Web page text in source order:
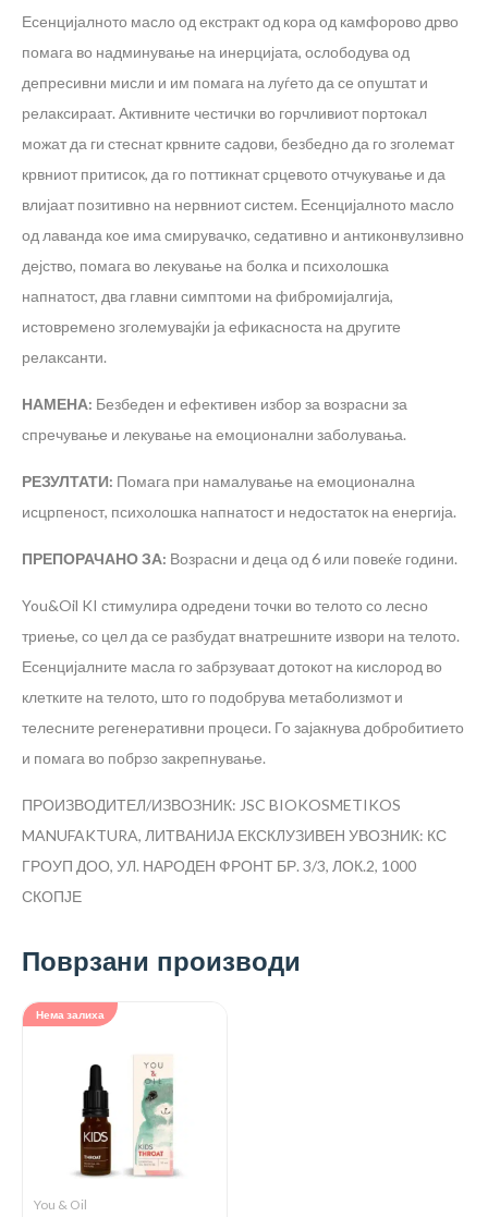
Есенцијалното масло од екстракт од кора од камфорово дрво
помага во надминување на инерцијата, ослободува од
депресивни мисли и им помага на луѓето да се опуштат и
релаксираат. Активните честички во горчливиот портокал
можат да ги стеснат крвните садови, безбедно да го зголемат
крвниот притисок, да го поттикнат срцевото отчукување и да
влијаат позитивно на нервниот систем. Есенцијалното масло
од лаванда кое има смирувачко, седативно и антиконвулзивно
дејство, помага во лекување на болка и психолошка
напнатост, два главни симптоми на фибромијалгија,
истовремено зголемувајќи ја ефикасноста на другите
релаксанти.
НАМЕНА: Безбеден и ефективен избор за возрасни за
спречување и лекување на емоционални заболувања.
РЕЗУЛТАТИ: Помага при намалување на емоционална
исцрпеност, психолошка напнатост и недостаток на енергија.
ПРЕПОРАЧАНО ЗА: Возрасни и деца од 6 или повеќе години.
You&Oil KI стимулира одредени точки во телото со лесно
триење, со цел да се разбудат внатрешните извори на телото.
Есенцијалните масла го забрзуваат дотокот на кислород во
клетките на телото, што го подобрува метаболизмот и
телесните регенеративни процеси. Го зајакнува добробитието
и помага во побрзо закрепнување.
ПРОИЗВОДИТЕЛ/ИЗВОЗНИК: JSC BIOKOSMETIKOS
MANUFAKTURA, ЛИТВАНИЈА ЕКСКЛУЗИВЕН УВОЗНИК: КС
ГРОУП ДОО, УЛ. НАРОДЕН ФРОНТ БР. 3/3, ЛОК.2, 1000
СКОПЈЕ
Поврзани производи
Нема залиха
You & Oil